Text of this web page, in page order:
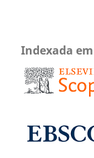
Indexada em